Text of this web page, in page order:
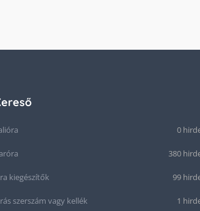
0
380
kiegészítők 99
szerszám vagy kellék 1